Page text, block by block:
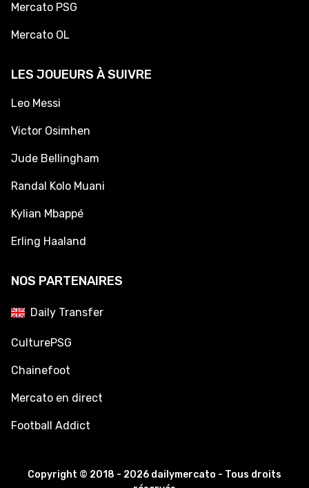
Mercato PSG
Mercato OL
LES JOUEURS À SUIVRE
Leo Messi
Victor Osimhen
Jude Bellingham
Randal Kolo Muani
Kylian Mbappé
Erling Haaland
NOS PARTENAIRES
Daily Transfer
CulturePSG
Chainefoot
Mercato en direct
Football Addict
Copyright © 2018 - 2026 dailymercato - Tous droits